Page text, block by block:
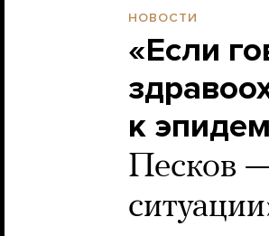
НОВОСТИ
«Если
к
Песков